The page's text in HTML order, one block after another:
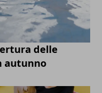
delle
autunno